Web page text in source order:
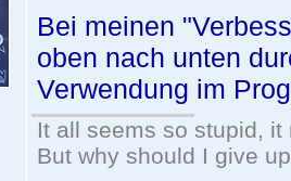
Bei meinen
oben nach unten
Verwendung im
It all seems so stupid,
But why should I give